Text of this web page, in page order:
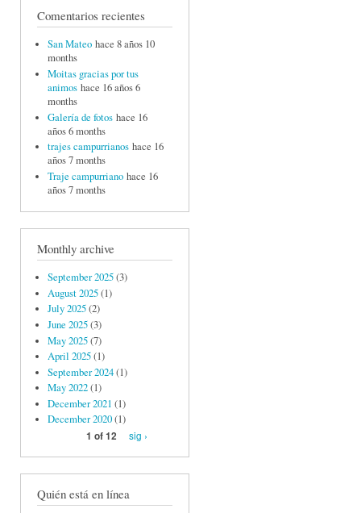
Comentarios recientes
San Mateo hace 8 años 10
months
Moitas gracias por tus
animos hace 16 años 6
months
Galería de fotos hace 16
años 6 months
trajes campurrianos hace 16
años 7 months
Traje campurriano hace 16
años 7 months
Monthly archive
September 2025(3)
August 2025(1)
July 2025(2)
June 2025(3)
May 2025(7)
April 2025(1)
September 2024(1)
May 2022(1)
December 2021 (1)
December 2020(1)
1 of 12
sig ›
Quién está en línea